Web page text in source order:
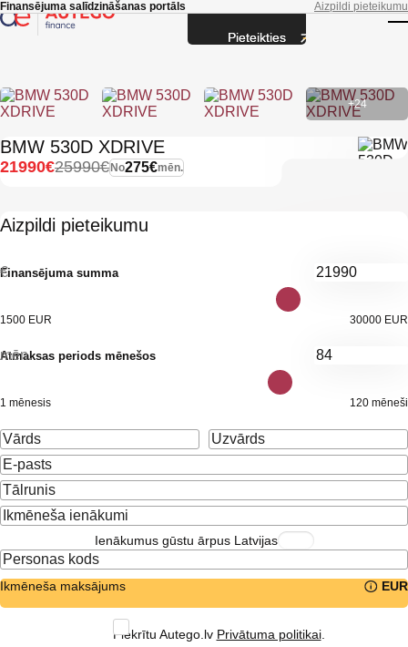
Skip to main content
Finansējuma salīdzināšanas portāls Aizpildi pieteikumu
+24
BMW 530D XDRIVE
No275€mēn.
25990€
21990€
Aizpildi pieteikumu
Finansējuma summa
€
1500 EUR 30000 EUR
Atmaksas periods mēnešos
mēn.
1 mēnesis 120 mēneši
Ienākumus gūstu ārpus Latvijas
Ikmēneša maksājums EUR
Piekrītu Autego.lv Privātuma politikai.